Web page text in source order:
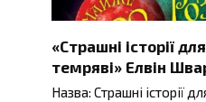
«Страшні історії
темряві» Елвін
Назва: Страшні історії